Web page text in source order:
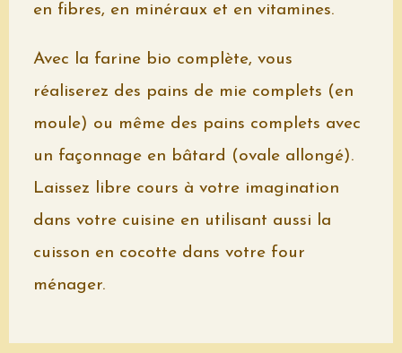
en fibres, en minéraux et en vitamines.
Avec la farine bio complète, vous
réaliserez des pains de mie complets (en
moule) ou même des pains complets avec
un façonnage en bâtard (ovale allongé).
Laissez libre cours à votre imagination
dans votre cuisine en utilisant aussi la
cuisson en cocotte dans votre four
ménager.